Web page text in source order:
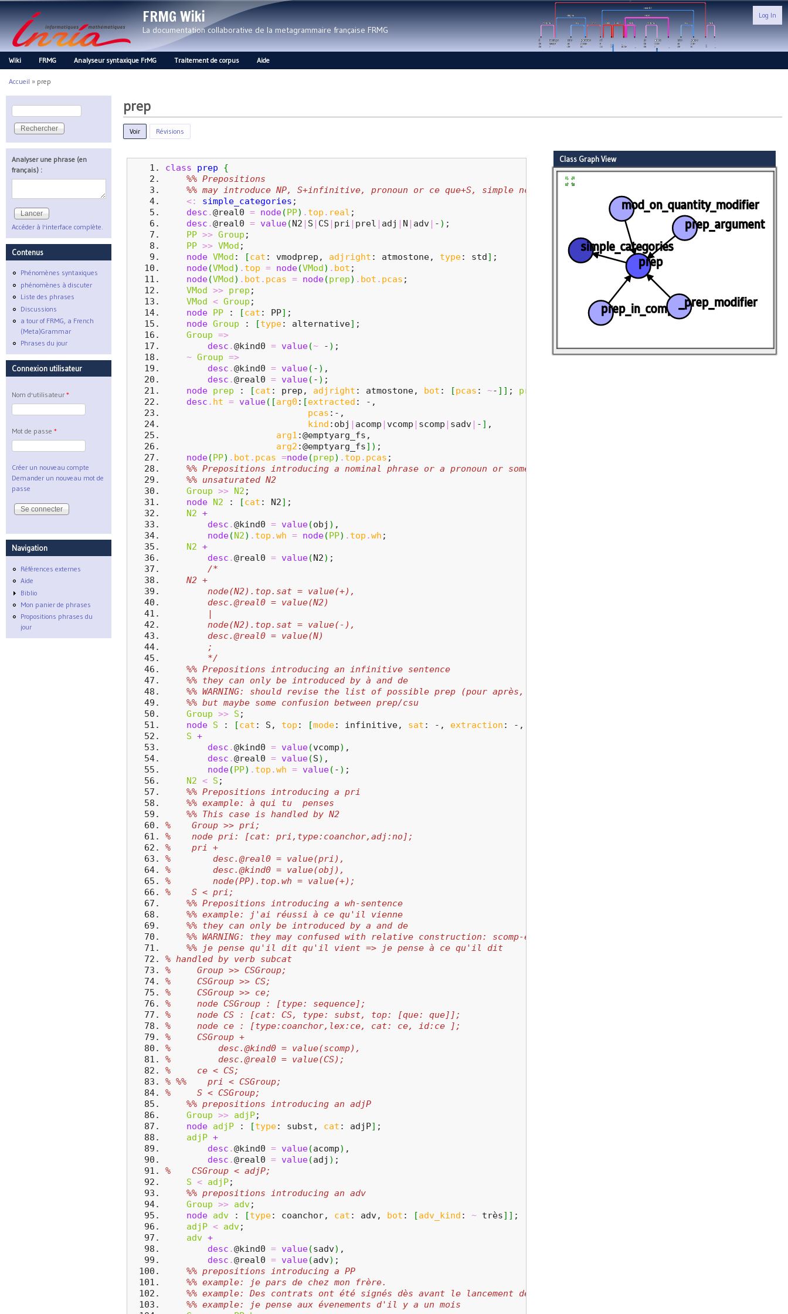
FRMG Wiki
La documentation collaborative de la metagrammaire française FRMG
Log In
Main menu
Wiki FRMG Analyseur syntaxique FrMG Traitement de corpus Aide
Vous êtes ici
Accueil » prep
prep
Voir (onglet actif)
Révisions
class prep
{
%% Prepositions
%% may introduce NP, S+infinitive, pronoun or ce que+S, simple nc or adj
<:
simple_categories ;
desc .@real0 = node(PP) . top . real ;
desc .@real0 = value(N2 | S | CS | pri | prel | adj | N | adv| - ) ;
PP >> Group ;
PP >> VMod ;
node VMod : [cat : vmodprep, adjright : atmostone, type: std] ;
node(VMod) . top = node(VMod) . bot ;
node(VMod) . bot . pcas = node(prep) . bot . pcas ;
VMod >> prep ;
VMod < Group ;
node
PP : [cat : PP] ;
node Group : [type: alternative] ;
Group =>
desc .@kind0 = value(~ - ) ;
~ Group =>
desc .@kind0 = value( - ) ,
desc .@real0 = value( - ) ;
node
prep : [cat : prep, adjright : atmostone, bot : [pcas : ~- ] ] ; prep
desc . ht = value( [arg0 : [extracted : -,
pcas :-,
kind :obj | acomp | vcomp | scomp | sadv| - ] ,
arg1 :@emptyarg_fs,
arg2 :@emptyarg_fs] ) ;
node(PP) . bot . pcas =node(prep) . top . pcas ;
%% Prepositions introducing a nominal phrase or a pronoun or some
%% unsaturated N2
Group >> N2 ;
node
N2 : [cat : N2] ;
N2 +
desc .@kind0 = value(obj ) ,
node(N2) . top .wh = node(PP) . top .wh ;
N2 +
desc .@real0 = value(N2) ;
/*
N2 +
node(N2).top.sat = value(+),
desc.@real0 = value(N2)
|
node(N2).top.sat = value(-),
desc.@real0 = value(N)
;
*/
%% Prepositions introducing an infinitive sentence
%% they can only be introduced by à and de
%% WARNING: should revise the list of possible prep (pour après, avant, avant_de, ..?)
%% but maybe some confusion between prep/csu
Group >> S ;
node
S : [cat : S, top : [mode: infinitive, sat : -, extraction : -,
S +
desc .@kind0 = value(vcomp) ,
desc .@real0 = value(S) ,
node(PP) . top .wh = value( - ) ;
N2 < S ;
%% Prepositions introducing a pri
%% example: à qui tu  penses
%% This case is handled by N2
%    Group >> pri;
%    node pri: [cat: pri,type:coanchor,adj:no];
%    pri +
%        desc.@real0 = value(pri),
%        desc.@kind0 = value(obj),
%        node(PP).top.wh = value(+);
%    S < pri;
%% Prepositions introducing a wh-sentence
%% example: j'ai réussi à ce qu'il vienne
%% they can only be introduced by a and de
%% WARNING: they may confused with relative construction: scomp-extraction
%% je pense qu'il dit qu'il vient => je pense à ce qu'il dit
% handled by verb subcat
%     Group >> CSGroup;
%     CSGroup >> CS;
%     CSGroup >> ce;
%     node CSGroup : [type: sequence];
%     node CS : [cat: CS, type: subst, top: [que: que]];
%     node ce : [type:coanchor,lex:ce, cat: ce, id:ce ];
%     CSGroup +
%         desc.@kind0 = value(scomp),
%         desc.@real0 = value(CS);
%     ce < CS;
% %%    pri < CSGroup;
%     S < CSGroup;
%% prepositions introducing an adjP
Group >> adjP;
node
adjP : [type: subst, cat : adjP] ;
adjP +
desc .@kind0 = value(acomp) ,
desc .@real0 = value(adj ) ;
%    CSGroup < adjP;
S < adjP;
%% prepositions introducing an adv
Group >> adv;
node
adv : [type: coanchor, cat : adv, bot : [adv_kind : ~ très] ] ;
adjP < adv;
adv +
desc .@kind0 = value(sadv) ,
desc .@real0 = value(adv) ;
%% prepositions introducing a PP
%% example: je pars de chez mon frère.
%% example: Des contrats ont été signés dès avant le lancement de la production
%% example: je pense aux évenements d'il y a un mois
Class Graph View
prep
simple_categories
prep_argument
prep_in_comp
mod_on_quantity_modifier
_prep_modifier
Formulaire de recherche
Rechercher
Analyser une phrase (en
français) :
Accéder à l'interface complète.
Contenus
Phénomènes syntaxiques
phénomènes à discuter
Liste des phrases
Discussions
a tour of FRMG, a French
(Meta)Grammar
Phrases du jour
Connexion utilisateur
Nom d'utilisateur *
Mot de passe *
Créer un nouveau compte
Demander un nouveau mot de
passe
Navigation
Références externes
Aide
Biblio
Mon panier de phrases
Propositions phrases du
jour